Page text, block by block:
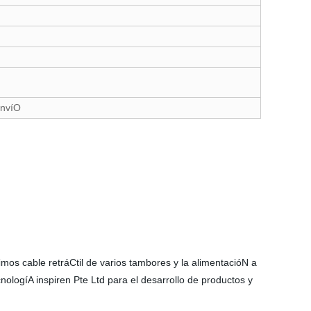
cable retráCtil de varios tambores y la alimentacióN a
inspiren Pte Ltd para el desarrollo de productos y